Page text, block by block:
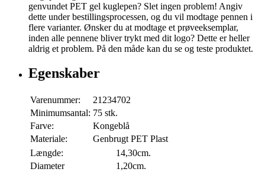
genvundet PET gel kuglepen? Slet ingen problem! Angiv
dette under bestillingsprocessen, og du vil modtage pennen i
flere varianter. Ønsker du at modtage et prøveeksemplar,
inden alle pennene bliver trykt med dit logo? Dette er heller
aldrig et problem. På den måde kan du se og teste produktet.
Egenskaber
Varenummer:
21234702
Minimumsantal: 75 stk.
Farve:
Kongeblå
Materiale:
Genbrugt PET Plast
Længde:
14,30cm.
Diameter
1,20cm.